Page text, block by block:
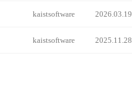
kaistsoftware 2026.03.19
kaistsoftware 2025.11.28